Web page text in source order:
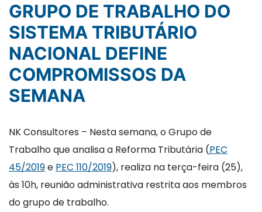
GRUPO DE TRABALHO DO
SISTEMA TRIBUTÁRIO
NACIONAL DEFINE
COMPROMISSOS DA
SEMANA
NK Consultores – Nesta semana, o Grupo de
Trabalho que analisa a Reforma Tributária (PEC
45/2019e PEC 110/2019), realiza na terça-feira (25),
às 10h, reunião administrativa restrita aos membros
do grupo de trabalho.